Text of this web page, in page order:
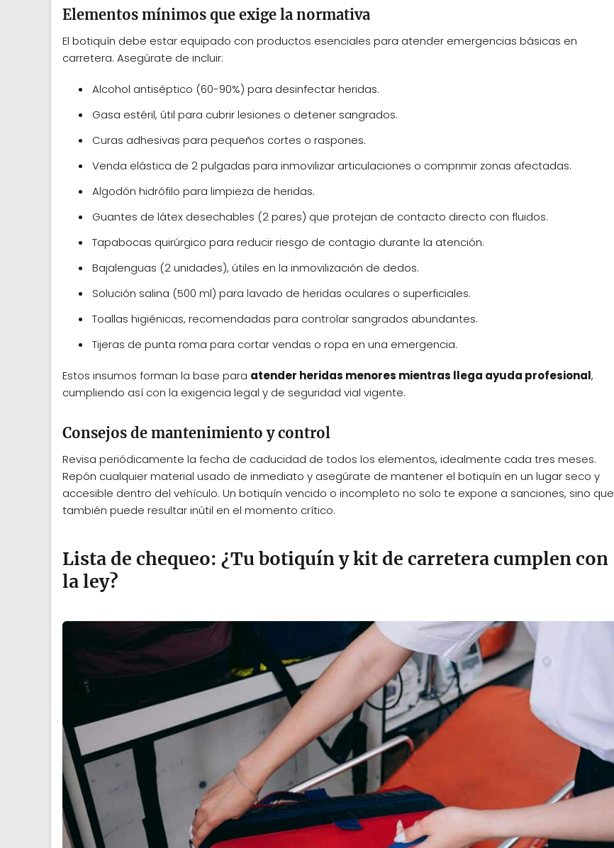
Elementos mínimos que exige la normativa
El botiquín debe estar equipado con productos esenciales para atender emergencias básicas en
carretera. Asegúrate de incluir:
Alcohol antiséptico (60-90%) para desinfectar heridas.
Gasa estéril, útil para cubrir lesiones o detener sangrados.
Curas adhesivas para pequeños cortes o raspones.
Venda elástica de 2 pulgadas para inmovilizar articulaciones o comprimir zonas afectadas.
Algodón hidrófilo para limpieza de heridas.
Guantes de látex desechables (2 pares) que protejan de contacto directo con fluidos.
Tapabocas quirúrgico para reducir riesgo de contagio durante la atención.
Bajalenguas (2 unidades), útiles en la inmovilización de dedos.
Solución salina (500 ml) para lavado de heridas oculares o superficiales.
Toallas higiénicas, recomendadas para controlar sangrados abundantes.
Tijeras de punta roma para cortar vendas o ropa en una emergencia.
Estos insumos forman la base para atender heridas menores mientras llega ayuda profesional,
cumpliendo así con la exigencia legal y de seguridad vial vigente.
Consejos de mantenimiento y control
Revisa periódicamente la fecha de caducidad de todos los elementos, idealmente cada tres meses.
Repón cualquier material usado de inmediato y asegúrate de mantener el botiquín en un lugar seco y
accesible dentro del vehículo. Un botiquín vencido o incompleto no solo te expone a sanciones, sino que
también puede resultar inútil en el momento crítico.
Lista de chequeo: ¿Tu botiquín y kit de carretera cumplen con
la ley?